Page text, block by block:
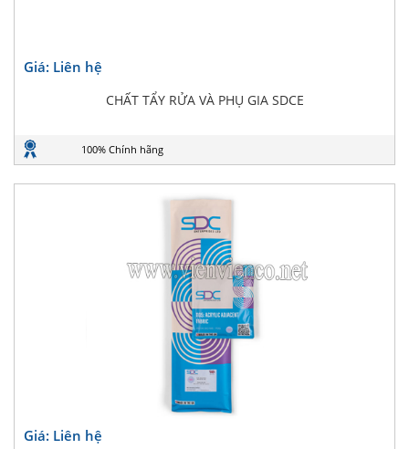
Giá: Liên hệ
CHẤT TẨY RỬA VÀ PHỤ GIA SDCE
100% Chính hãng
Giá: Liên hệ